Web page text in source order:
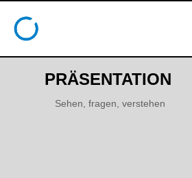
PRÄSENTATION
Sehen, fragen, verstehen